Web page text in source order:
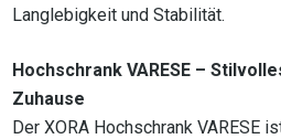
Langlebigkeit und Stabilität.
Hochschrank VARESE –
Zuhause
Der XORA Hochschrank VARESE